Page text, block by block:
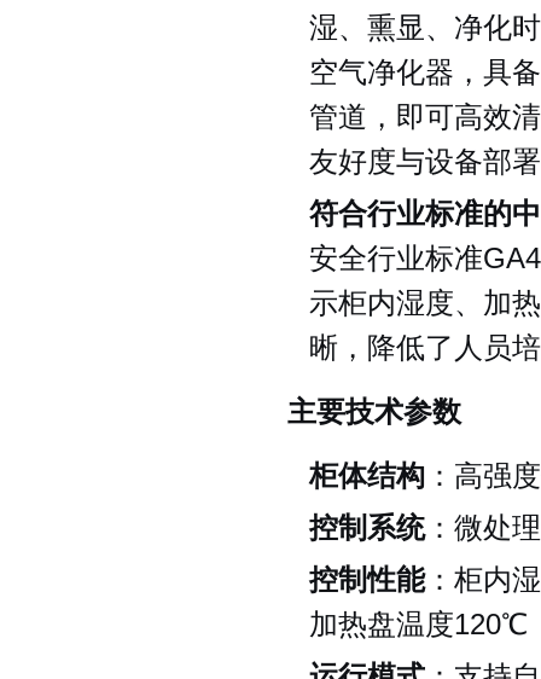
湿、熏显、净化
空气净化器，具
管道，即可高效
友好度与设备部
符合行业标准的
安全行业标准
示柜内湿度、加
晰，降低了人员
主要技术参数
柜体结构 ：高强
控制系统：微处
控制性能：柜内
加热盘温度120℃